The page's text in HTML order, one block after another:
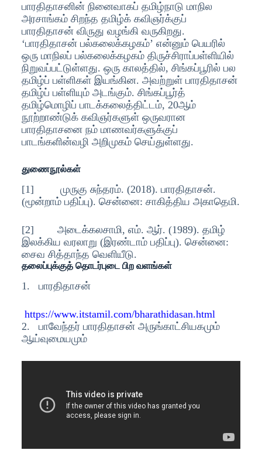
பாரதிதாசனின் நினைவாகப் தமிழ்நாடு மாநில
அரசாங்கம் சிறந்த தமிழ்க் கவிஞர்க்குப்
பாரதிதாசன் விருது வழங்கி வருகிறது.
‘பாரதிதாசன் பல்கலைக்கழகம்’ என்னும் பெயரில்
ஒரு மாநிலப் பல்கலைக்கழகம் திருச்சிராப்பள்ளியில்
நிறுவப்பட்டுள்ளது. ஒரு காலத்தில், சிங்கப்பூரில் பல
தமிழ்ப் பள்ளிகள் இயங்கின. அவற்றுள் பாரதிதாசன்
தமிழ்ப் பள்ளியும் அடங்கும். சிங்கப்பூர்த்
தமிழ்மொழிப் பாடக்கலைத்திட்டம், 20ஆம்
நூற்றாண்டுக் கவிஞர்களுள் ஒருவரான
பாரதிதாசனை நம் மாணவர்களுக்குப்
பாடங்களின்வழி அறிமுகம் செய்துள்ளது.
துணைநூல்கள்
[1] முருகு சுந்தரம். (2018). பாரதிதாசன்.
(மூன்றாம் பதிப்பு). சென்னை: சாகித்திய அகாதெமி.
[2] அடைக்கலசாமி, எம். ஆர். (1989). தமிழ்
இலக்கிய வரலாறு (இரண்டாம் பதிப்பு). சென்னை:
சைவ சித்தாந்த வெளியீடு.
தலைப்புக்குத் தொடர்புடை பிற வளங்கள்
1. பாரதிதாசன்
https://www.itstamil.com/bharathidasan.html
2. பாவேந்தர் பாரதிதாசன் அருங்காட்சியகமும்
ஆய்வுமையமும்